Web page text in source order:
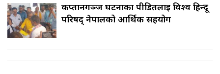
कप्तानगञ्ज घटनाका पीडितलाई विश्व हिन्दू
परिषद् नेपालको आर्थिक सहयोग